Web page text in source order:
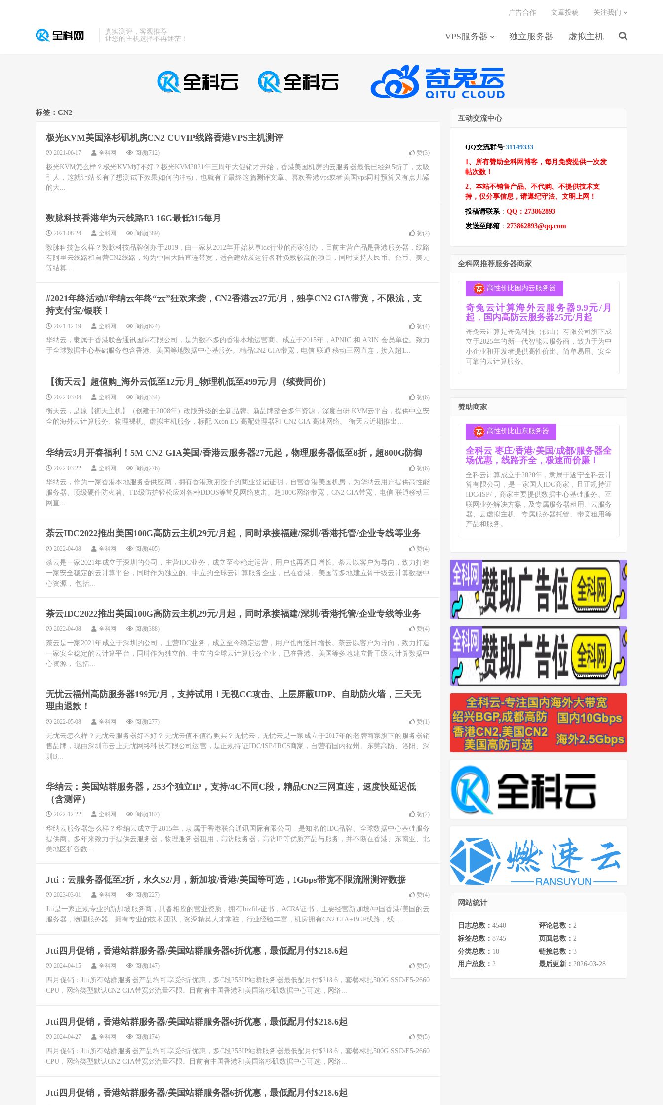
真实测评，客观推荐
让您的主机选择不再迷茫！
VPS服务器 独立服务器 虚拟主机
广告合作 文章投稿 关注我们
标签：CN2
极光KVM美国洛杉矶机房CN2 CUVIP线路香港VPS主机测评
2021-06-17 全科网 阅读(712) 赞(3)
极光KVM怎么样？极光KVM好不好？极光KVM2021年三周年大促销才开始，香港美国机房的云服务器最低已经到5折了，太吸
引人，这就让站长有了想测试下效果如何的冲动，也就有了最终这篇测评文章。喜欢香港vps或者美国vps同时预算又有点儿紧
的大...
数脉科技香港华为云线路E3 16G最低315每月
2021-08-24 全科网 阅读(389) 赞(2)
数脉科技怎么样？数脉科技品牌创办于2019，由一家从2012年开始从事idc行业的商家创办，目前主营产品是香港服务器，线路
有阿里云线路和自营CN2线路，均为中国大陆直连带宽，适合建站及运行各种负载较高的项目，同时支持人民币、台币、美元
等结算...
#2021年终活动#华纳云年终“云”狂欢来袭，CN2香港云27元/月，独享CN2 GIA带宽，不限流，支
持支付宝/银联！
2021-12-19 全科网 阅读(624) 赞(4)
华纳云，隶属于香港联合通讯国际有限公司，是为数不多的香港本地运营商。成立于2015年，APNIC 和 ARIN 会员单位。致力
于全球数据中心基础服务包含香港、美国等地数据中心基服务。精品CN2 GIA带宽，电信 联通 移动三网直连，接入超1...
【衡天云】超值购_海外云低至12元/月_物理机低至499元/月（续费同价）
2022-03-04 全科网 阅读(334) 赞(6)
衡天云，是原【衡天主机】（创建于2008年）改版升级的全新品牌。新品牌整合多年资源，深度自研 KVM云平台，提供中立安
全的海外云计算服务、物理裸机、虚拟主机服务，标配 Xeon E5 高配处理器和 CN2 GIA 高速网络。 衡天云近期推出...
华纳云3月开春福利！5M CN2 GIA美国/香港云服务器27元起，物理服务器低至8折，超800G防御
2022-03-22 全科网 阅读(276) 赞(6)
华纳云，作为一家香港本地服务器供应商，拥有香港政府授予的商业登记证明，自营香港美国机房，为华纳云用户提供高性能
服务器、顶级硬件防火墙、TB级防护轻松应对各种DDOS等常见网络攻击。超100G网络带宽，CN2 GIA带宽，电信 联通移动三
网直...
荼云IDC2022推出美国100G高防云主机29元/月起，同时承接福建/深圳/香港托管/企业专线等业务
2022-04-08 全科网 阅读(405) 赞(4)
荼云是一家2021年成立于深圳的公司，主营IDC业务，成立至今稳定运营，用户也再逐日增长。荼云以客户为导向，致力打造
一家安全稳定的云计算平台，同时作为独立的、中立的全球云计算服务企业，已在香港、美国等多地建立骨干级云计算数据中
心资源， 包括...
荼云IDC2022推出美国100G高防云主机29元/月起，同时承接福建/深圳/香港托管/企业专线等业务
2022-04-08 全科网 阅读(388) 赞(4)
荼云是一家2021年成立于深圳的公司，主营IDC业务，成立至今稳定运营，用户也再逐日增长。荼云以客户为导向，致力打造
一家安全稳定的云计算平台，同时作为独立的、中立的全球云计算服务企业，已在香港、美国等多地建立骨干级云计算数据中
心资源， 包括...
无忧云福州高防服务器199元/月，支持试用！无视CC攻击、上层屏蔽UDP、自助防火墙，三天无
理由退款！
2022-05-08 全科网 阅读(277) 赞(1)
无忧云怎么样？无忧云服务器好不好？无忧云值不值得购买？无忧云，无忧云是一家成立于2017年的老牌商家旗下的服务器销
售品牌，现由深圳市云上无忧网络科技有限公司运营，是正规持证IDC/ISP/IRCS商家，自营有国内福州、东莞高防、洛阳、深
圳B...
华纳云：美国站群服务器，253个独立IP，支持/4C不同C段，精品CN2三网直连，速度快延迟低
（含测评）
2022-12-22 全科网 阅读(187) 赞(2)
华纳云服务器怎么样？华纳云成立于2015年，隶属于香港联合通讯国际有限公司，是知名的IDC品牌、全球数据中心基础服务
提供商。多年来致力于提供云服务器，物理服务器租用，高防服务器，高防IP等优质产品与服务，并不断在香港、东南亚、北
美地区扩容数...
Jtti：云服务器低至2折，永久$2/月，新加坡/香港/美国等可选，1Gbps带宽不限流附测评数据
2023-03-01 全科网 阅读(227) 赞(4)
Jtti是一家正规专业的新加坡服务商，具备相应的营业资质，拥有bizfile证书，ACRA证书，主要经营新加坡/中国香港/美国的云
服务器，物理服务器。拥有专业的技术团队，资深精英人才常驻，行业经验丰富，机房拥有CN2 GIA+BGP线路，线...
Jtti四月促销，香港站群服务器/美国站群服务器6折优惠，最低配月付$218.6起
2024-04-15 全科网 阅读(147) 赞(5)
四月促销：Jtti所有站群服务器产品均可享受6折优惠，多C段253IP站群服务器最低配月付$218.6，套餐标配500G SSD/E5-2660
CPU，网络类型默认CN2 GIA带宽@流量不限。目前有中国香港和美国洛杉矶数据中心可选，网络...
Jtti四月促销，香港站群服务器/美国站群服务器6折优惠，最低配月付$218.6起
2024-04-27 全科网 阅读(174) 赞(5)
四月促销：Jtti所有站群服务器产品均可享受6折优惠，多C段253IP站群服务器最低配月付$218.6，套餐标配500G SSD/E5-2660
CPU，网络类型默认CN2 GIA带宽@流量不限。目前有中国香港和美国洛杉矶数据中心可选，网络...
Jtti四月促销，香港站群服务器/美国站群服务器6折优惠，最低配月付$218.6起
互动交流中心
QQ交流群号:31149333
1、所有赞助全科网博客，每月免费提供一次发
帖次数！
2、本站不销售产品、不代购、不提供技术支
持，仅分享信息，请遵纪守法、文明上网！
投稿请联系： QQ：273862893
发送至邮箱 ： 273862893@qq.com
全科网推荐服务器商家
高性价比国内云服务器
奇兔云计算海外云服务器9.9元/月
起，国内高防云服务器25元/月起
奇兔云计算是奇兔科技（佛山）有限公司旗下成
立于2025年的新一代智能云服务商，致力于为中
小企业和开发者提供高性价比、简单易用、安全
可靠的云计算服务。
赞助商家
高性价比山东服务器
全科云 枣庄/香港/美国/成都/服务器全
场优惠，线路齐全，极速而价廉！
全科云计算成立于2020年，隶属于遂宁全科云计
算有限公司，是一家国人IDC商家，且正规持证
IDC/ISP/，商家主要提供数据中心基础服务、互
联网业务解决方案，及专属服务器租用、云服务
器、云虚拟主机、专属服务器托管、带宽租用等
产品和服务。
网站统计
日志总数： 4540 评论总数： 2
标签总数： 8745 页面总数： 2
分类总数： 10 链接总数： 3
用户总数： 2 最后更新： 2026-03-28